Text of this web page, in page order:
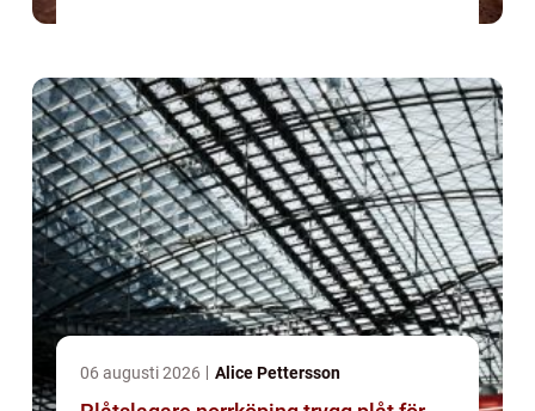
06 augusti 2026 Alice Pettersson